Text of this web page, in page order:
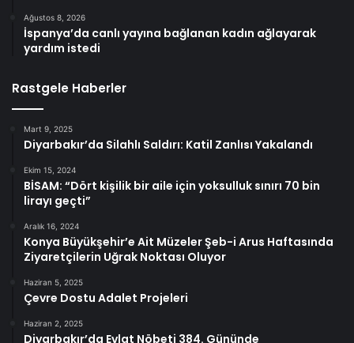
Ağustos 8, 2026
İspanya’da canlı yayına bağlanan kadın ağlayarak
yardım istedi
Rastgele Haberler
Mart 9, 2025
Diyarbakır’da Silahlı Saldırı: Katil Zanlısı Yakalandı
Ekim 15, 2024
BİSAM: “Dört kişilik bir aile için yoksulluk sınırı 70 bin
lirayı geçti”
Aralık 16, 2024
Konya Büyükşehir’e Ait Müzeler Şeb-i Arus Haftasında
Ziyaretçilerin Uğrak Noktası Oluyor
Haziran 5, 2025
Çevre Dostu Adalet Projeleri
Haziran 2, 2025
Diyarbakır’da Evlat Nöbeti 384. Gününde